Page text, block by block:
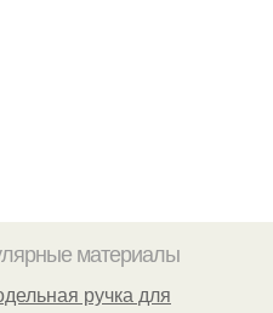
материалы
ручка для